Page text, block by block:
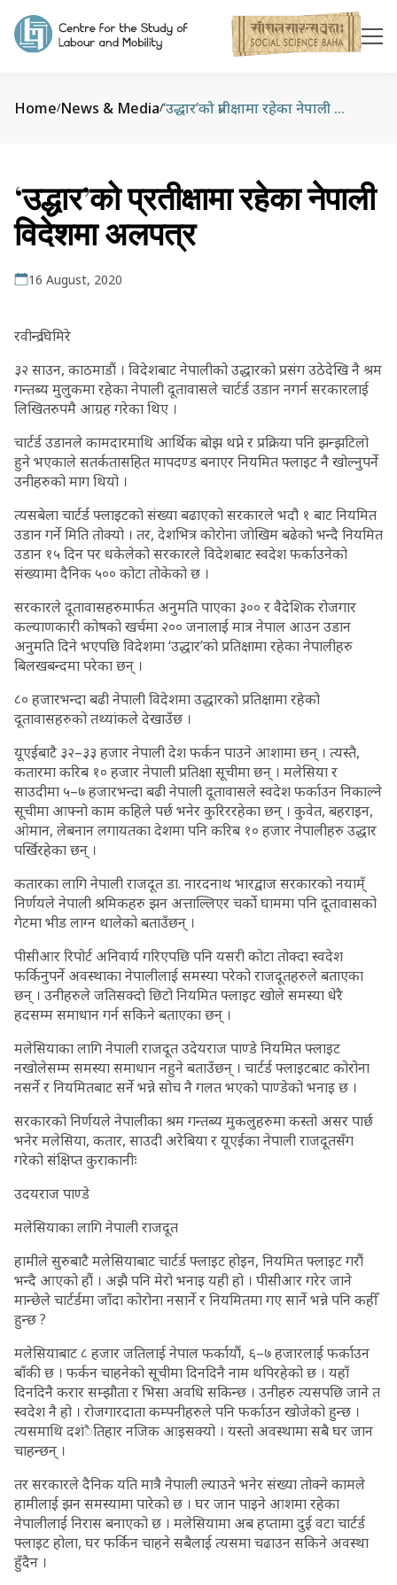
Home/News & Media/ ‘उद्धार’को प्रतीक्षामा रहेका नेपाली विदेशमा अलपत्र
‘उद्धार’को प्रतीक्षामा रहेका नेपाली
विदेशमा अलपत्र
16 August, 2020
रवीन्द्र घिमिरे
३२ साउन, काठमाडौं । विदेशबाट नेपालीको उद्धारको प्रसंग उठेदेखि नै श्रम
गन्तब्य मुलुकमा रहेका नेपाली दूतावासले चार्टर्ड उडान नगर्न सरकारलाई
लिखितरुपमै आग्रह गरेका थिए ।
चार्टर्ड उडानले कामदारमाथि आर्थिक बोझ थप्ने र प्रक्रिया पनि झन्झटिलो
हुने भएकाले सतर्कतासहित मापदण्ड बनाएर नियमित फ्लाइट नै खोल्नुपर्ने
उनीहरुको माग थियो ।
त्यसबेला चार्टर्ड फ्लाइटको संख्या बढाएको सरकारले भदौ १ बाट नियमित
उडान गर्ने मिति तोक्यो । तर, देशभित्र कोरोना जोखिम बढेको भन्दै नियमित
उडान १५ दिन पर धकेलेको सरकारले विदेशबाट स्वदेश फर्काउनेको
संख्यामा दैनिक ५०० कोटा तोकेको छ ।
सरकारले दूतावासहरुमार्फत अनुमति पाएका ३०० र वैदेशिक रोजगार
कल्याणकारी कोषको खर्चमा २०० जनालाई मात्र नेपाल आउन उडान
अनुमति दिने भएपछि विदेशमा ‘उद्धार’को प्रतिक्षामा रहेका नेपालीहरु
बिलखबन्दमा परेका छन् ।
८० हजारभन्दा बढी नेपाली विदेशमा उद्धारको प्रतिक्षामा रहेको
दूतावासहरुको तथ्यांकले देखाउँछ ।
यूएईबाटै ३२–३३ हजार नेपाली देश फर्कन पाउने आशामा छन् । त्यस्तै,
कतारमा करिब १० हजार नेपाली प्रतिक्षा सूचीमा छन् । मलेसिया र
साउदीमा ५–७ हजारभन्दा बढी नेपाली दूतावासले स्वदेश फर्काउन निकाल्ने
सूचीमा आफ्नो काम कहिले पर्छ भनेर कुरिररहेका छन् । कुवेत, बहराइन,
ओमान, लेबनान लगायतका देशमा पनि करिब १० हजार नेपालीहरु उद्धार
पर्खिरहेका छन् ।
कतारका लागि नेपाली राजदूत डा. नारदनाथ भारद्वाज सरकारको नयाम्ँ
निर्णयले नेपाली श्रमिकहरु झन अत्ताल्लिएर चर्को घाममा पनि दूतावासको
गेटमा भीड लाग्न थालेको बताउँछन् ।
पीसीआर रिपोर्ट अनिवार्य गरिएपछि पनि यसरी कोटा तोक्दा स्वदेश
फर्किनुपर्ने अवस्थाका नेपालीलाई समस्या परेको राजदूतहरुले बताएका
छन् । उनीहरुले जतिसक्दो छिटो नियमित फ्लाइट खोले समस्या धेरै
हदसम्म समाधान गर्न सकिने बताएका छन् ।
मलेसियाका लागि नेपाली राजदूत उदेयराज पाण्डे नियमित फ्लाइट
नखोलेसम्म समस्या समाधान नहुने बताउँछन् । चार्टर्ड फ्लाइटबाट कोरोना
नसर्ने र नियमितबाट सर्ने भन्ने सोच नै गलत भएको पाण्डेको भनाइ छ ।
सरकारको निर्णयले नेपालीका श्रम गन्तब्य मुकलुहरुमा कस्तो असर पार्छ
भनेर मलेसिया, कतार, साउदी अरेबिया र यूएईका नेपाली राजदूतसँग
गरेको संक्षिप्त कुराकानीः
उदयराज पाण्डे
मलेसियाका लागि नेपाली राजदूत
हामीले सुरुबाटै मलेसियाबाट चार्टर्ड फ्लाइट होइन, नियमित फ्लाइट गरौं
भन्दै आएको हौं । अझै पनि मेरो भनाइ यही हो । पीसीआर गरेर जाने
मान्छेले चार्टर्डमा जाँदा कोरोना नसार्ने र नियमितमा गए सार्ने भन्ने पनि कहीँ
हुन्छ ?
मलेसियाबाट ८ हजार जतिलाई नेपाल फर्कायौं, ६–७ हजारलाई फर्काउन
बाँकी छ । फर्कन चाहनेको सूचीमा दिनदिनै नाम थपिरहेको छ । यहाँ
दिनदिनै करार सम्झौता र भिसा अवधि सकिन्छ । उनीहरु त्यसपछि जाने त
स्वदेश नै हो । रोजगारदाता कम्पनीहरुले पनि फर्काउन खोजेको हुन्छ ।
त्यसमाथि दशंैतिहार नजिक आइसक्यो । यस्तो अवस्थामा सबै घर जान
चाहन्छन् ।
तर सरकारले दैनिक यति मात्रै नेपाली ल्याउने भनेर संख्या तोक्ने कामले
हामीलाई झन समस्यामा पारेको छ । घर जान पाइने आशमा रहेका
नेपालीलाई निरास बनाएको छ । मलेसियामा अब हप्तामा दुई वटा चार्टर्ड
फ्लाइट होला, घर फर्किन चाहने सबैलाई त्यसमा चढाउन सकिने अवस्था
हुँदैन ।